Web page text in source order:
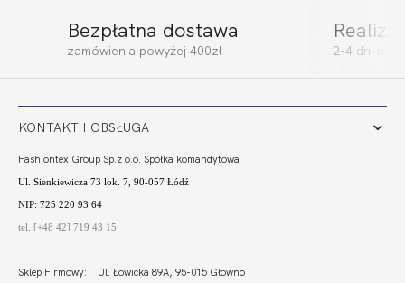
Bezpłatna dostawa
zamówienia powyżej 400zł 2-4 dni
KONTAKT I OBSŁUGA
Fashiontex Group Sp.z o.o. Spółka komandytowa
Ul. Sienkiewicza 73 lok. 7, 90-057 Łódź
NIP: 725 220 93 64
tel. [+48 42] 719 43 15
Sklep Firmowy: Ul. Łowicka 89A, 95-015 Głowno